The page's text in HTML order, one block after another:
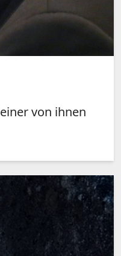
von ihnen